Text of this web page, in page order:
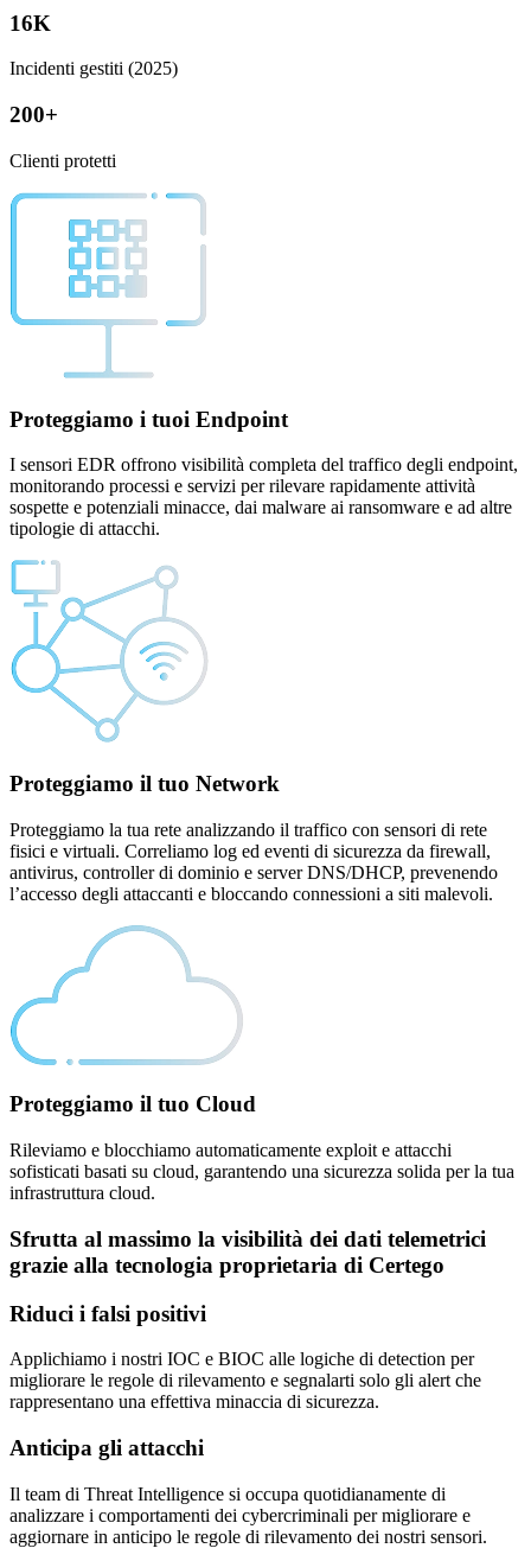
16K
Incidenti gestiti (2025)
200+
Clienti protetti
Proteggiamo i tuoi Endpoint
I sensori EDR offrono visibilità completa del traffico degli endpoint,
monitorando processi e servizi per rilevare rapidamente attività
sospette e potenziali minacce, dai malware ai ransomware e ad altre
tipologie di attacchi.
Proteggiamo il tuo Network
Proteggiamo la tua rete analizzando il traffico con sensori di rete
fisici e virtuali. Correliamo log ed eventi di sicurezza da firewall,
antivirus, controller di dominio e server DNS/DHCP, prevenendo
l’accesso degli attaccanti e bloccando connessioni a siti malevoli.
Proteggiamo il tuo Cloud
Rileviamo e blocchiamo automaticamente exploit e attacchi
sofisticati basati su cloud, garantendo una sicurezza solida per la tua
infrastruttura cloud.
Sfrutta al massimo la visibilità dei dati telemetrici
grazie alla tecnologia proprietaria di Certego
Riduci i falsi positivi
Applichiamo i nostri IOC e BIOC alle logiche di detection per
migliorare le regole di rilevamento e segnalarti solo gli alert che
rappresentano una effettiva minaccia di sicurezza.
Anticipa gli attacchi
Il team di Threat Intelligence si occupa quotidianamente di
analizzare i comportamenti dei cybercriminali per migliorare e
aggiornare in anticipo le regole di rilevamento dei nostri sensori.